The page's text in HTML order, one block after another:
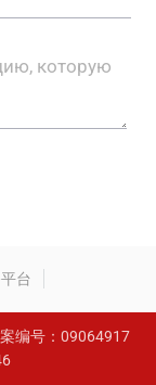
台
编号：09064917